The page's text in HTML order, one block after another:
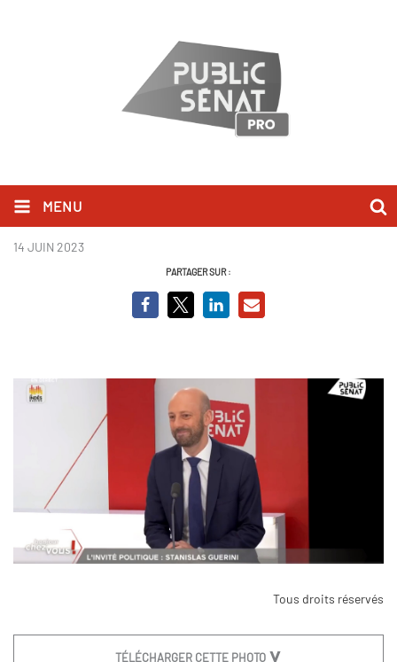
MENU
Stanislas Guerini.jpg
14 JUIN 2023
PARTAGER SUR :
Tous droits réservés
TÉLÉCHARGER CETTE PHOTO